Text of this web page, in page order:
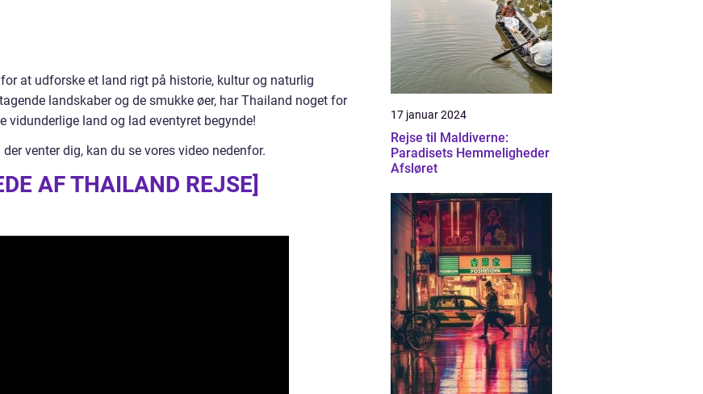
at udforske et land rigt på historie, kultur og naturlig
landskaber og de smukke øer, har Thailand noget for
vidunderlige land og lad eventyret begynde!
venter dig, kan du se vores video nedenfor.
AF THAILAND REJSE]
17 januar 2024
Rejse til Maldiverne:
Paradisets Hemmeligheder
Afsløret